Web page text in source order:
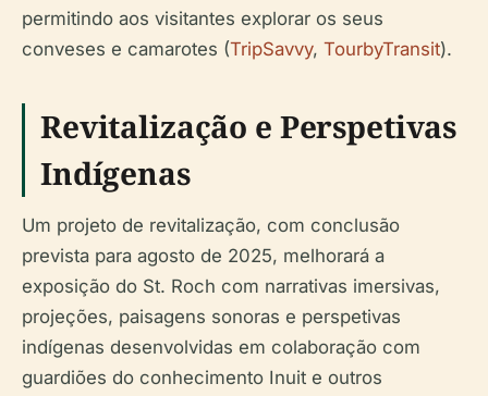
permitindo aos visitantes explorar os seus
conveses e camarotes (TripSavvy, TourbyTransit).
Revitalização e Perspetivas
Indígenas
Um projeto de revitalização, com conclusão
prevista para agosto de 2025, melhorará a
exposição do St. Roch com narrativas imersivas,
projeções, paisagens sonoras e perspetivas
indígenas desenvolvidas em colaboração com
guardiões do conhecimento Inuit e outros